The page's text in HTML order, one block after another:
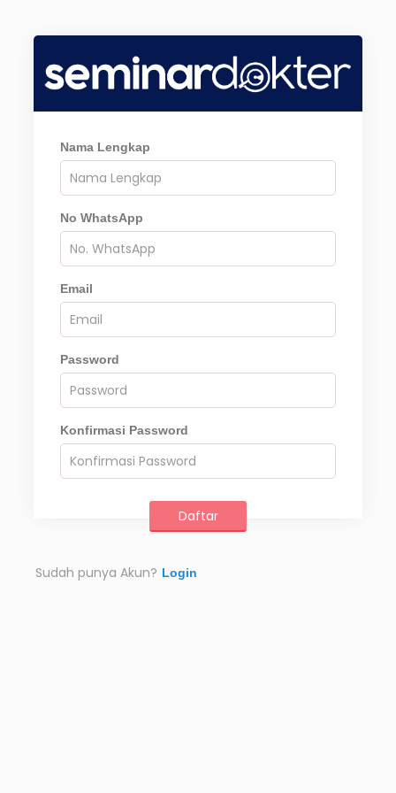
Nama Lengkap
No WhatsApp
Email
Password
Konfirmasi Password
Sudah punya Akun? Login